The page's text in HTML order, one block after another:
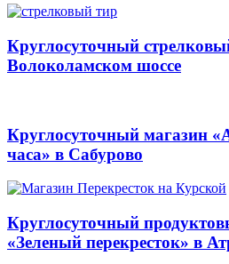
Круглосуточный
Волоколамском шоссе
Круглосуточный магазин
часа» в Сабурово
Круглосуточный
«Зеленый перекресток» в